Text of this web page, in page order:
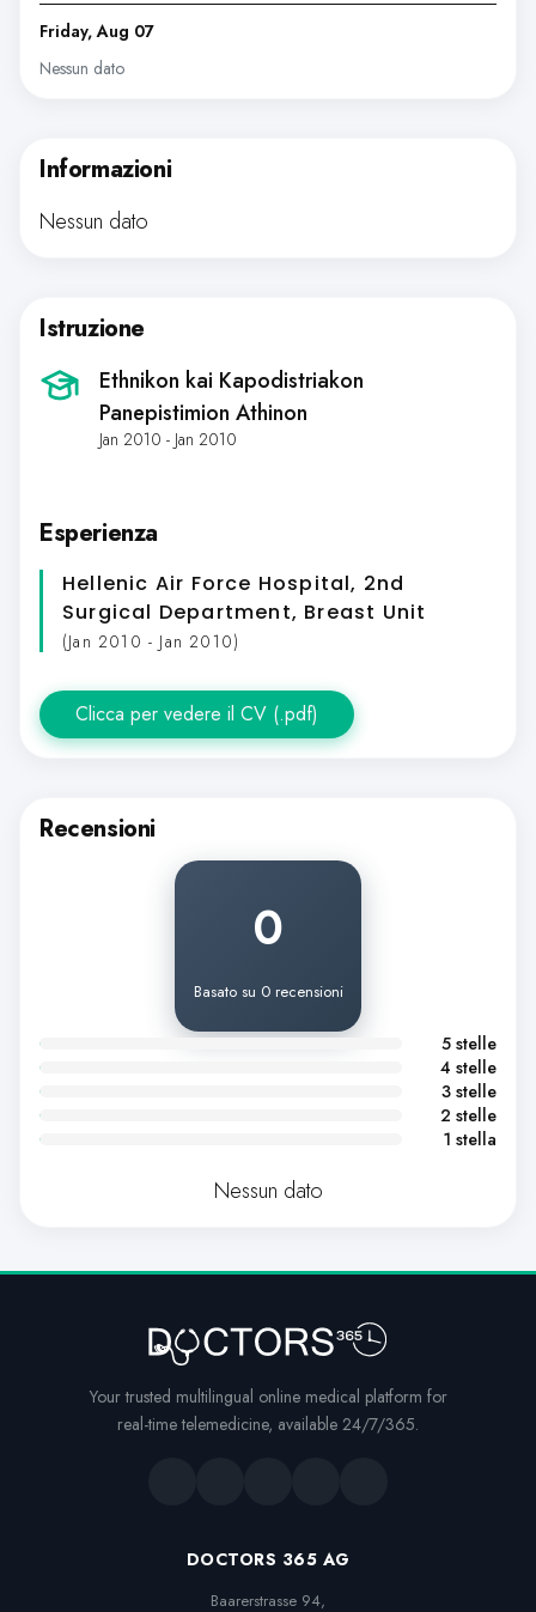
Friday, Aug 07
Nessun dato
Informazioni
Nessun dato
Istruzione
Ethnikon kai Kapodistriakon
Panepistimion Athinon
Jan 2010 - Jan 2010
Esperienza
Hellenic Air Force Hospital, 2nd
Surgical Department, Breast Unit
(Jan 2010 - Jan 2010)
Clicca per vedere il CV (.pdf)
Recensioni
0
Basato su 0 recensioni
5 stelle
4 stelle
3 stelle
2 stelle
1 stella
Nessun dato
Your trusted multilingual online medical platform for
real-time telemedicine, available 24/7/365.
DOCTORS 365 AG
Baarerstrasse 94,